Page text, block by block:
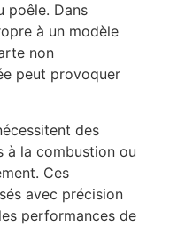
poêle. Dans
à un modèle
non
peut provoquer
des
à la combustion ou
Ces
avec précision
performances de